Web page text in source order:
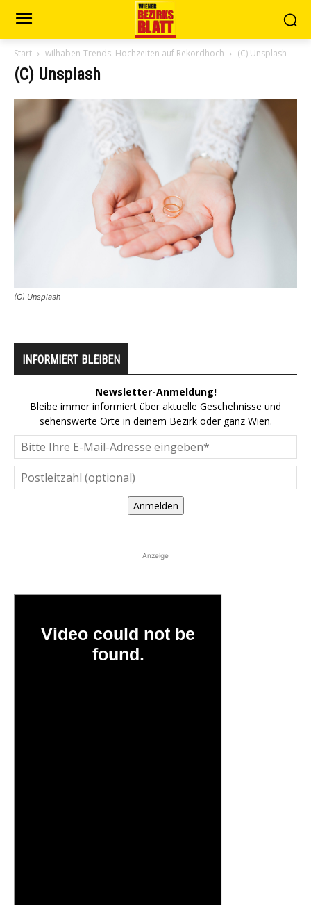
Start wilhaben-Trends: Hochzeiten auf Rekordhoch (C) Unsplash
(C) Unsplash
(C) Unsplash
INFORMIERT BLEIBEN
Newsletter-Anmeldung!
Bleibe immer informiert über aktuelle Geschehnisse und
sehenswerte Orte in deinem Bezirk oder ganz Wien.
Anmelden
Anzeige